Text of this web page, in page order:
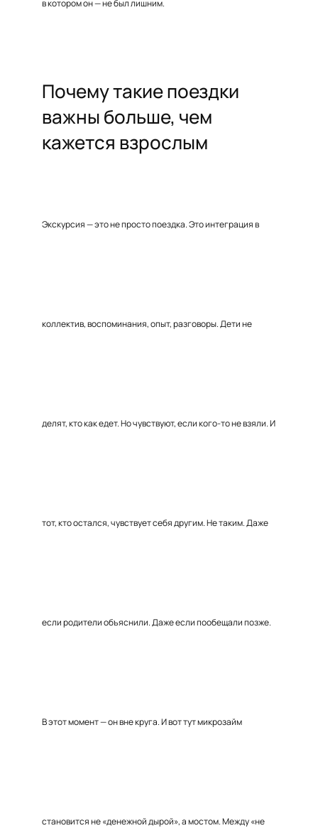
в котором он — не был лишним.
Почему такие поездки
важны больше, чем
кажется взрослым
Экскурсия — это не просто поездка. Это интеграция в
коллектив, воспоминания, опыт, разговоры. Дети не
делят, кто как едет. Но чувствуют, если кого-то не взяли. И
тот, кто остался, чувствует себя другим. Не таким. Даже
если родители объяснили. Даже если пообещали позже.
В этот момент — он вне круга. И вот тут микрозайм
становится не «денежной дырой», а мостом. Между «не